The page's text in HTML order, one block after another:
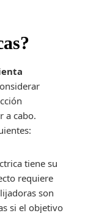
a cabo.
tiene su
requiere
son
si el objetivo